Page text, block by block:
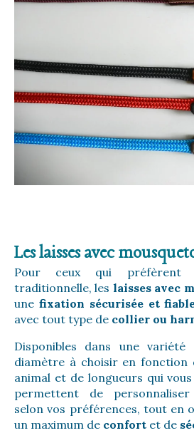
Les laisses avec
Pour ceux qui préfèrent
traditionnelle, les laisses avec
une fixation sécurisée et
avec tout type de collier ou
Disponibles dans une variété
diamètre à choisir en fonction
animal et de longueurs qui
permettent de
selon vos préférences, tout en
un maximum de confort et de